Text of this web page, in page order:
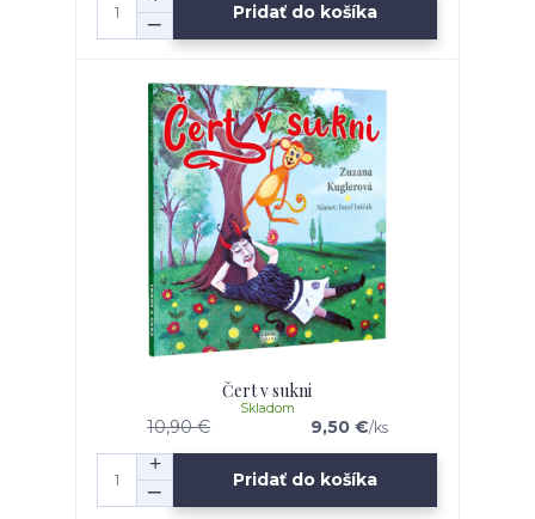
Pridať do košíka
Čert v sukni
10,90 € 9,50 €/ks
Skladom
Pridať do košíka